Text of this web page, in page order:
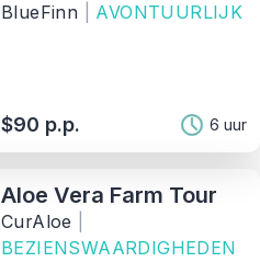
BlueFinn AVONTUURLIJK
$90 p.p. 6 uur
Aloe Vera Farm Tour
CurAloe
BEZIENSWAARDIGHEDEN